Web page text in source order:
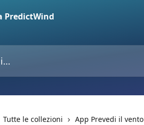
Tutte le collezioni App Prevedi il vento